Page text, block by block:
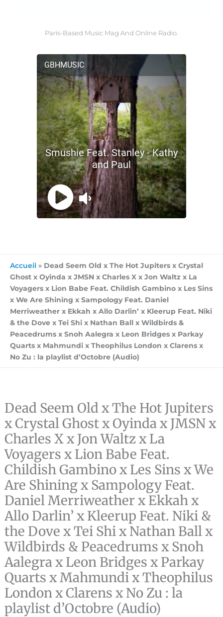
Paris-Based Music Mag And Online Radio.
Accueil » Dead Seem Old x The Hot Jupiters x Crystal
Ghost x Oyinda x JMSN x Charles X x Jon Waltz x La
Voyagers x Lion Babe Feat. Childish Gambino x Les Sins
x We Are Shining x Sampology Feat. Daniel
Merriweather x Ekkah x Allo Darlin’ x Kleerup Feat. Niki
& the Dove x Tei Shi x Nathan Ball x Wildbirds &
Peacedrums x Snoh Aalegra x Leon Bridges x Parkay
Quarts x Mahmundi x Theophilus London x Clarens x
No Zu : la playlist d’Octobre (Audio)
Dead Seem Old x The Hot Jupiters
x Crystal Ghost x Oyinda x JMSN x
Charles X x Jon Waltz x La
Voyagers x Lion Babe Feat.
Childish Gambino x Les Sins x We
Are Shining x Sampology Feat.
Daniel Merriweather x Ekkah x
Allo Darlin’ x Kleerup Feat. Niki &
the Dove x Tei Shi x Nathan Ball x
Wildbirds & Peacedrums x Snoh
Aalegra x Leon Bridges x Parkay
Quarts x Mahmundi x Theophilus
London x Clarens x No Zu : la
playlist d’Octobre (Audio)